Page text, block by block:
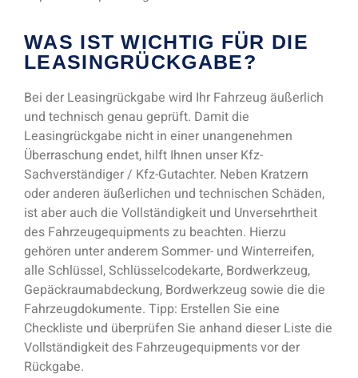
WAS IST WICHTIG FÜR DIE
LEASINGRÜCKGABE?
Bei der Leasingrückgabe wird Ihr Fahrzeug äußerlich
und technisch genau geprüft. Damit die
Leasingrückgabe nicht in einer unangenehmen
Überraschung endet, hilft Ihnen unser Kfz-
Sachverständiger / Kfz-Gutachter. Neben Kratzern
oder anderen äußerlichen und technischen Schäden,
ist aber auch die Vollständigkeit und Unversehrtheit
des Fahrzeugequipments zu beachten. Hierzu
gehören unter anderem Sommer- und Winterreifen,
alle Schlüssel, Schlüsselcodekarte, Bordwerkzeug,
Gepäckraumabdeckung, Bordwerkzeug sowie die die
Fahrzeugdokumente. Tipp: Erstellen Sie eine
Checkliste und überprüfen Sie anhand dieser Liste die
Vollständigkeit des Fahrzeugequipments vor der
Rückgabe.